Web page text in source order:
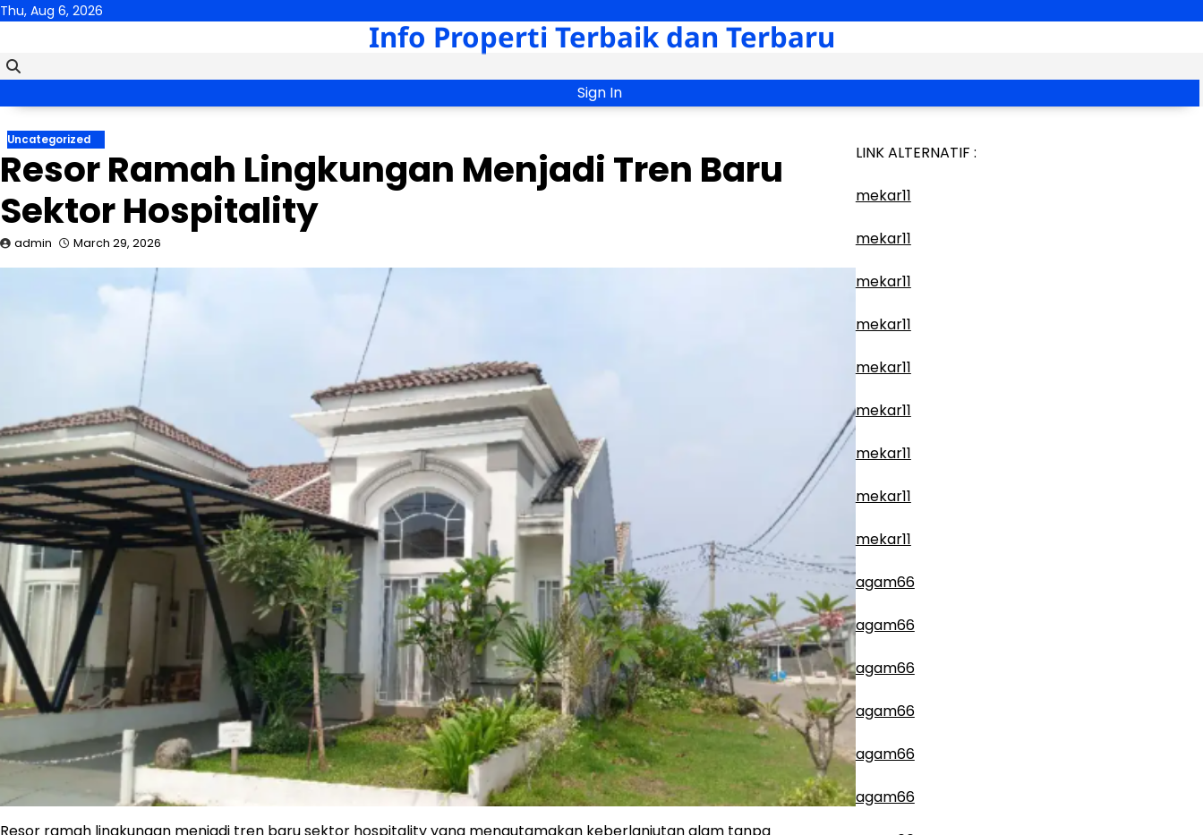
Skip
Thu, Aug 6, 2026
Info Properti Terbaik dan Terbaru
Sign In
Uncategorized
Resor Ramah Lingkungan Menjadi Tren Baru
Sektor Hospitality
admin March 29, 2026
Resor ramah lingkungan menjadi tren baru sektor hospitality yang mengutamakan keberlanjutan alam tanpa
LINK ALTERNATIF :
mekar11
mekar11
mekar11
mekar11
mekar11
mekar11
mekar11
mekar11
mekar11
agam66
agam66
agam66
agam66
agam66
agam66